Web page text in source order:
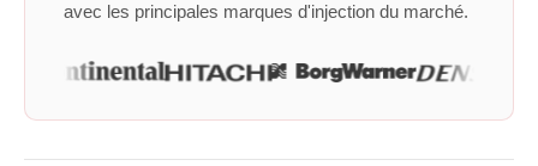
avec les principales marques d'injection du marché.